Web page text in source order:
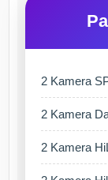
2 Kamera
2 Kamera
2 Kamera